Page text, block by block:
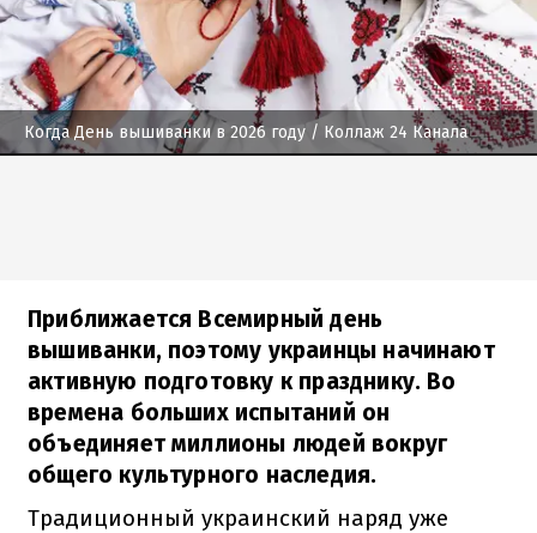
Когда День вышиванки в 2026 году / Коллаж 24 Канала
Приближается Всемирный день
вышиванки, поэтому украинцы начинают
активную подготовку к празднику. Во
времена больших испытаний он
объединяет миллионы людей вокруг
общего культурного наследия.
Традиционный украинский наряд уже